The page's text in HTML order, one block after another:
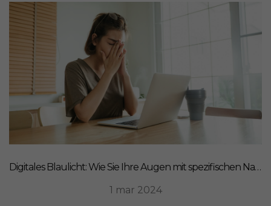
Digitales Blaulicht: Wie Sie Ihre Augen mit spezifischen Nahrungsergänzungsmitteln schützen können
1 mar 2024